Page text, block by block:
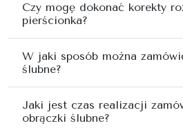
Czy mogę dokonać korekty
pierścionka?
W jaki sposób można
ślubne?
Jaki jest czas realizacji
obrączki ślubne?